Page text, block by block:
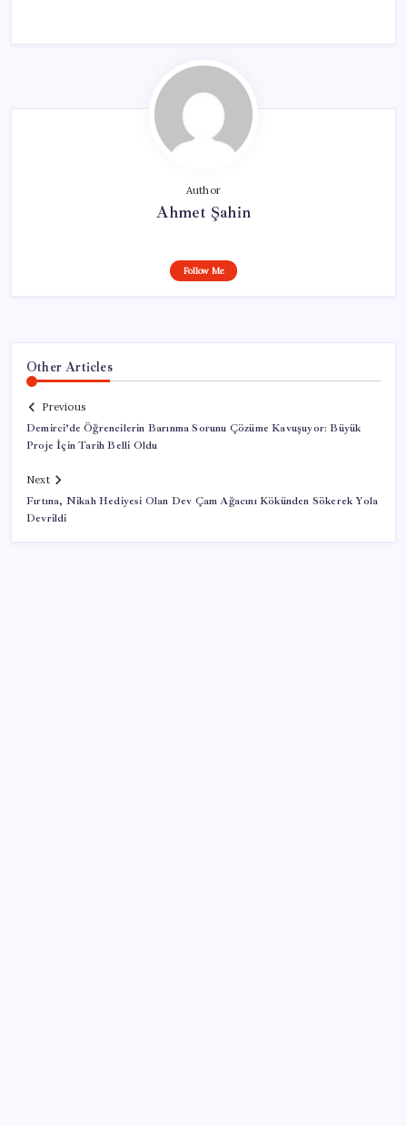
Author
Ahmet Şahin
Follow Me
Other Articles
Previous
Demirci’de Öğrencilerin Barınma Sorunu Çözüme Kavuşuyor: Büyük
Proje İçin Tarih Belli Oldu
Next
Fırtına, Nikah Hediyesi Olan Dev Çam Ağacını Kökünden Sökerek Yola
Devrildi